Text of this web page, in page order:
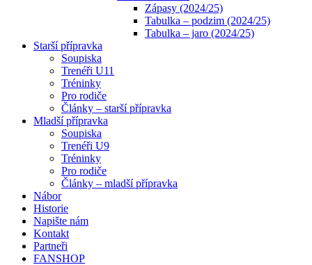
Zápasy (2024/25)
Tabulka – podzim (2024/25)
Tabulka – jaro (2024/25)
Starší přípravka
Soupiska
Trenéři U11
Tréninky
Pro rodiče
Články – starší přípravka
Mladší přípravka
Soupiska
Trenéři U9
Tréninky
Pro rodiče
Články – mladší přípravka
Nábor
Historie
Napište nám
Kontakt
Partneři
FANSHOP